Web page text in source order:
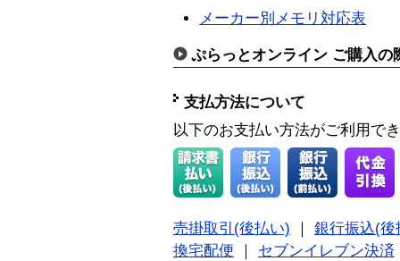
メーカー別メモリ対応表
ぷらっとオンライン ご購入の
支払方法について
以下のお支払い方法がご利用で
売掛取引(後払い)
銀行振込(後
換宅配便
セブンイレブン決済